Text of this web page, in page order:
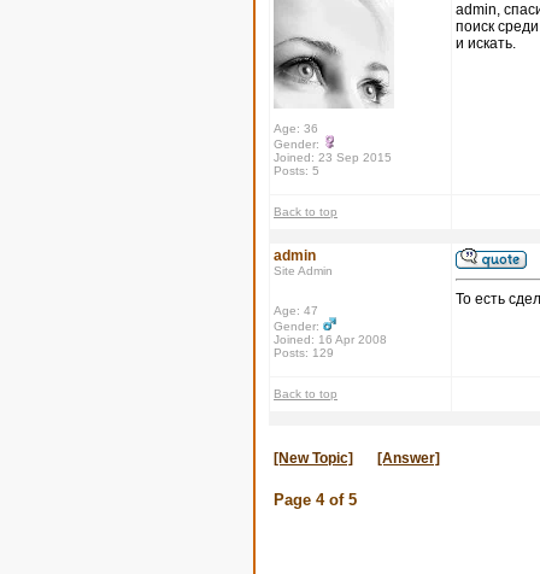
Age: 36
Gender:
Joined: 23 Sep 2015
Posts: 5
admin,
поиск
и искать.
Back to top
admin
Site Admin
Age: 47
Gender:
Joined: 16 Apr 2008
Posts: 129
То есть
Back to top
[New Topic] [Answer]
Page 4of 5